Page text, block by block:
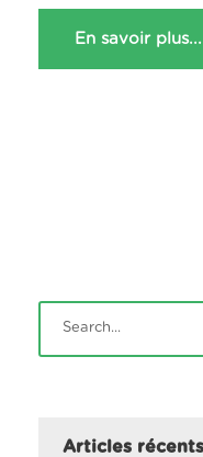
En savoir plus...
Articles récents